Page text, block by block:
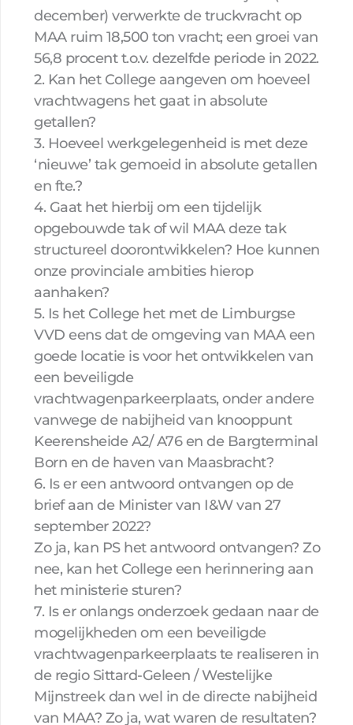
december) verwerkte de truckvracht op
MAA ruim 18,500 ton vracht; een groei van
56,8 procent t.o.v. dezelfde periode in 2022.
2. Kan het College aangeven om hoeveel
vrachtwagens het gaat in absolute
getallen?
3. Hoeveel werkgelegenheid is met deze
‘nieuwe’ tak gemoeid in absolute getallen
en fte.?
4. Gaat het hierbij om een tijdelijk
opgebouwde tak of wil MAA deze tak
structureel doorontwikkelen? Hoe kunnen
onze provinciale ambities hierop
aanhaken?
5. Is het College het met de Limburgse
VVD eens dat de omgeving van MAA een
goede locatie is voor het ontwikkelen van
een beveiligde
vrachtwagenparkeerplaats, onder andere
vanwege de nabijheid van knooppunt
Keerensheide A2/ A76 en de Bargterminal
Born en de haven van Maasbracht?
6. Is er een antwoord ontvangen op de
brief aan de Minister van I&W van 27
september 2022?
Zo ja, kan PS het antwoord ontvangen? Zo
nee, kan het College een herinnering aan
het ministerie sturen?
7. Is er onlangs onderzoek gedaan naar de
mogelijkheden om een beveiligde
vrachtwagenparkeerplaats te realiseren in
de regio Sittard-Geleen / Westelijke
Mijnstreek dan wel in de directe nabijheid
van MAA? Zo ja, wat waren de resultaten?